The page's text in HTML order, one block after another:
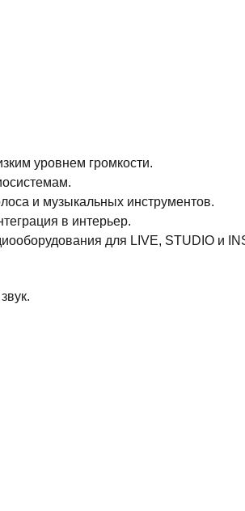
уровнем громкости.
и музыкальных инструментов.
в интерьер.
для LIVE, STUDIO и